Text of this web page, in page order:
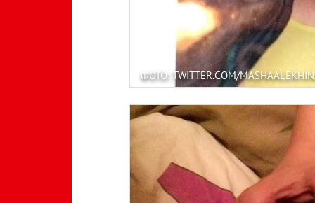
ФОТО: TWITTER.COM/